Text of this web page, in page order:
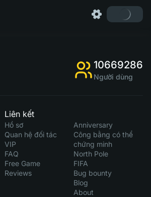
10669286
Người dùng
Liên kết
Hồ sơ
Quan hệ đối tác
VIP
FAQ
Free Game
Reviews
Anniversary
Công bằng có thể
chứng minh
North Pole
FIFA
Bug bounty
Blog
About